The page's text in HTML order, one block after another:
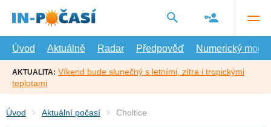
hlavní
Úvod
Aktuálně Radar Předpověď Numerický model
AKTUALITA: Víkend bude slunečný s letními, zítra i tropickými
teplotami
Úvod Aktuální počasí Choltice